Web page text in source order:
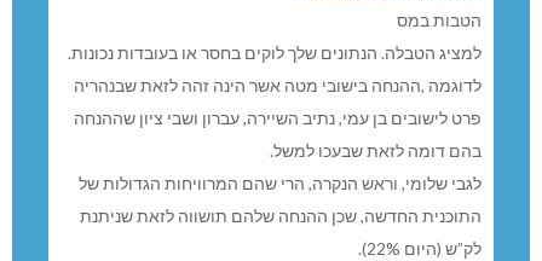
הטבות במס
למציג הטבלה. הנתונים שלך לוקים בחסר או בעובדות נכונות.
לדוגמה ,ההנחה בישובי מטה אשר הינה זהה לזאת שבנהריה
פרט לישובים בן עמי, נתיב השיירה, עברון ושבי ציון שההנחה
בהם דומה לזאת שבעכו למשל.
לגבי שלומי, וראש הנקרה, הרי שהם המרוויחות הגדולות של
התוכנית החדשה, שכן ההנחה שלהם תושווה לזאת שניתנת
לק”ש (היום 22%).